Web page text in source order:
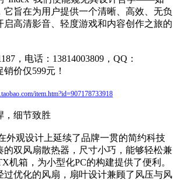
它旨在为用户提供一个清晰、高效、无负
启高清影音、轻度游戏和内容创作之旅的
，电话：13814003809，QQ：
销价仅599元！
item.htm?id=907178733918
，细节致胜
外观设计上延续了品牌一贯的简约科技
的双风扇散热器，尺寸小巧，能够轻松兼
机箱，为小型化PC的构建提供了便利。
过优化的风扇，扇叶设计兼顾了风压与风